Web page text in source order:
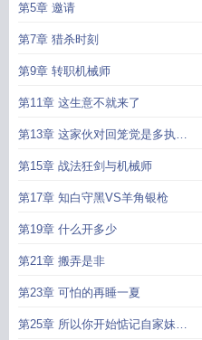
第5章 邀请
第7章 猎杀时刻
第9章 转职机械师
第11章 这生意不就来了
第13章 这家伙对回笼觉是多执着
啊
第15章 战法狂剑与机械师
第17章 知白守黑VS羊角银枪
第19章 什么开多少
第21章 搬弄是非
第23章 可怕的再睡一夏
第25章 所以你开始惦记自家妹妹